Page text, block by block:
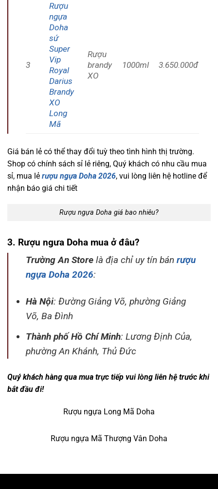
3
Rượu
ngựa
Doha
sứ
Super
Vip
Royal
Darius
Brandy
XO
Long
Mã
Rượu
brandy
XO
1000ml 3.650.000đ
Giá bán lẻ có thể thay đổi tuỳ theo tình hình thị trường.
Shop có chính sách sỉ lẻ riêng, Quý khách có nhu cầu mua
sỉ, mua lẻ rượu ngựa Doha 2026, vui lòng liên hệ hotline để
nhận báo giá chi tiết
Rượu ngựa Doha giá bao nhiêu?
3. Rượu ngưa Doha mua ở đâu?
Trường An Store là địa chỉ uy tín bán rượu
ngựa Doha 2026:
Hà Nội: Đường Giảng Võ, phường Giảng
Võ, Ba Đình
Thành phố Hồ Chí Minh: Lương Định Của,
phường An Khánh, Thủ Đức
Quý khách hàng qua mua trực tiếp vui lòng liên hệ trước khi
bắt đầu đi!
Rượu ngựa Long Mã Doha
Rượu ngựa Mã Thượng Vân Doha